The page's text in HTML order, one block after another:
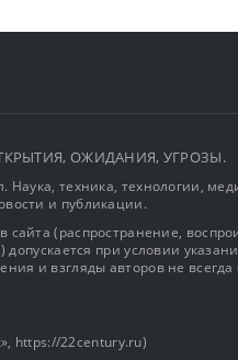
ОЖИДАНИЯ, УГРОЗЫ.
Наука, техника, технологии,
и публикации.
сайта (распространение,
допускается при условии
и взгляды авторов не
https://22century.ru)